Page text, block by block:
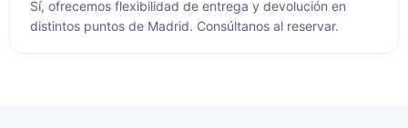
Sí, ofrecemos flexibilidad de entrega y devolución en
distintos puntos de Madrid. Consúltanos al reservar.